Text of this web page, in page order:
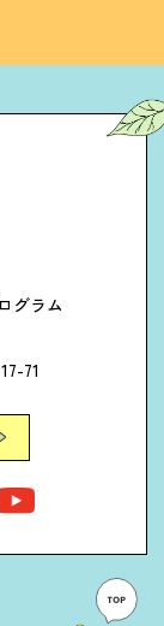
グラム
71